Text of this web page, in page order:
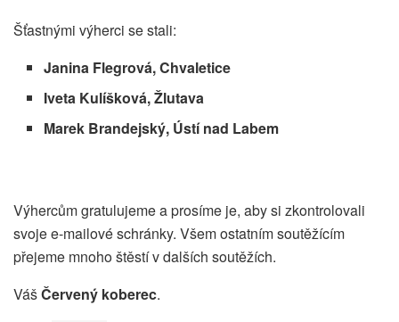
Šťastnými výherci se stali:
Janina Flegrová, Chvaletice
Iveta Kulíšková, Žlutava
Marek Brandejský, Ústí nad Labem
Výhercům gratulujeme a prosíme je, aby si zkontrolovali
svoje e-mailové schránky. Všem ostatním soutěžícím
přejeme mnoho štěstí v dalších soutěžích.
VášČervený koberec.